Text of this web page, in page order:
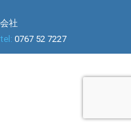
社
tel: 0767 52 7227